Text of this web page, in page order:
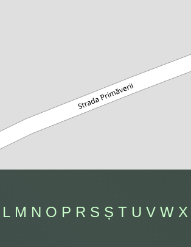
L M N O P R S Ș T U V W X